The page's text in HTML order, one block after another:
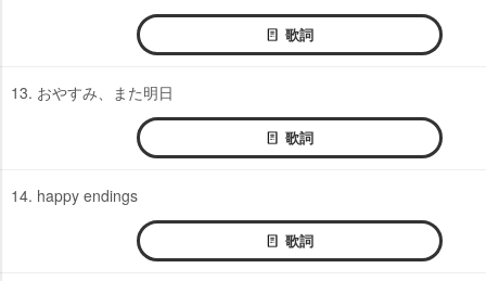
歌詞
13. おやすみ、また明日
歌詞
14. happy endings
歌詞